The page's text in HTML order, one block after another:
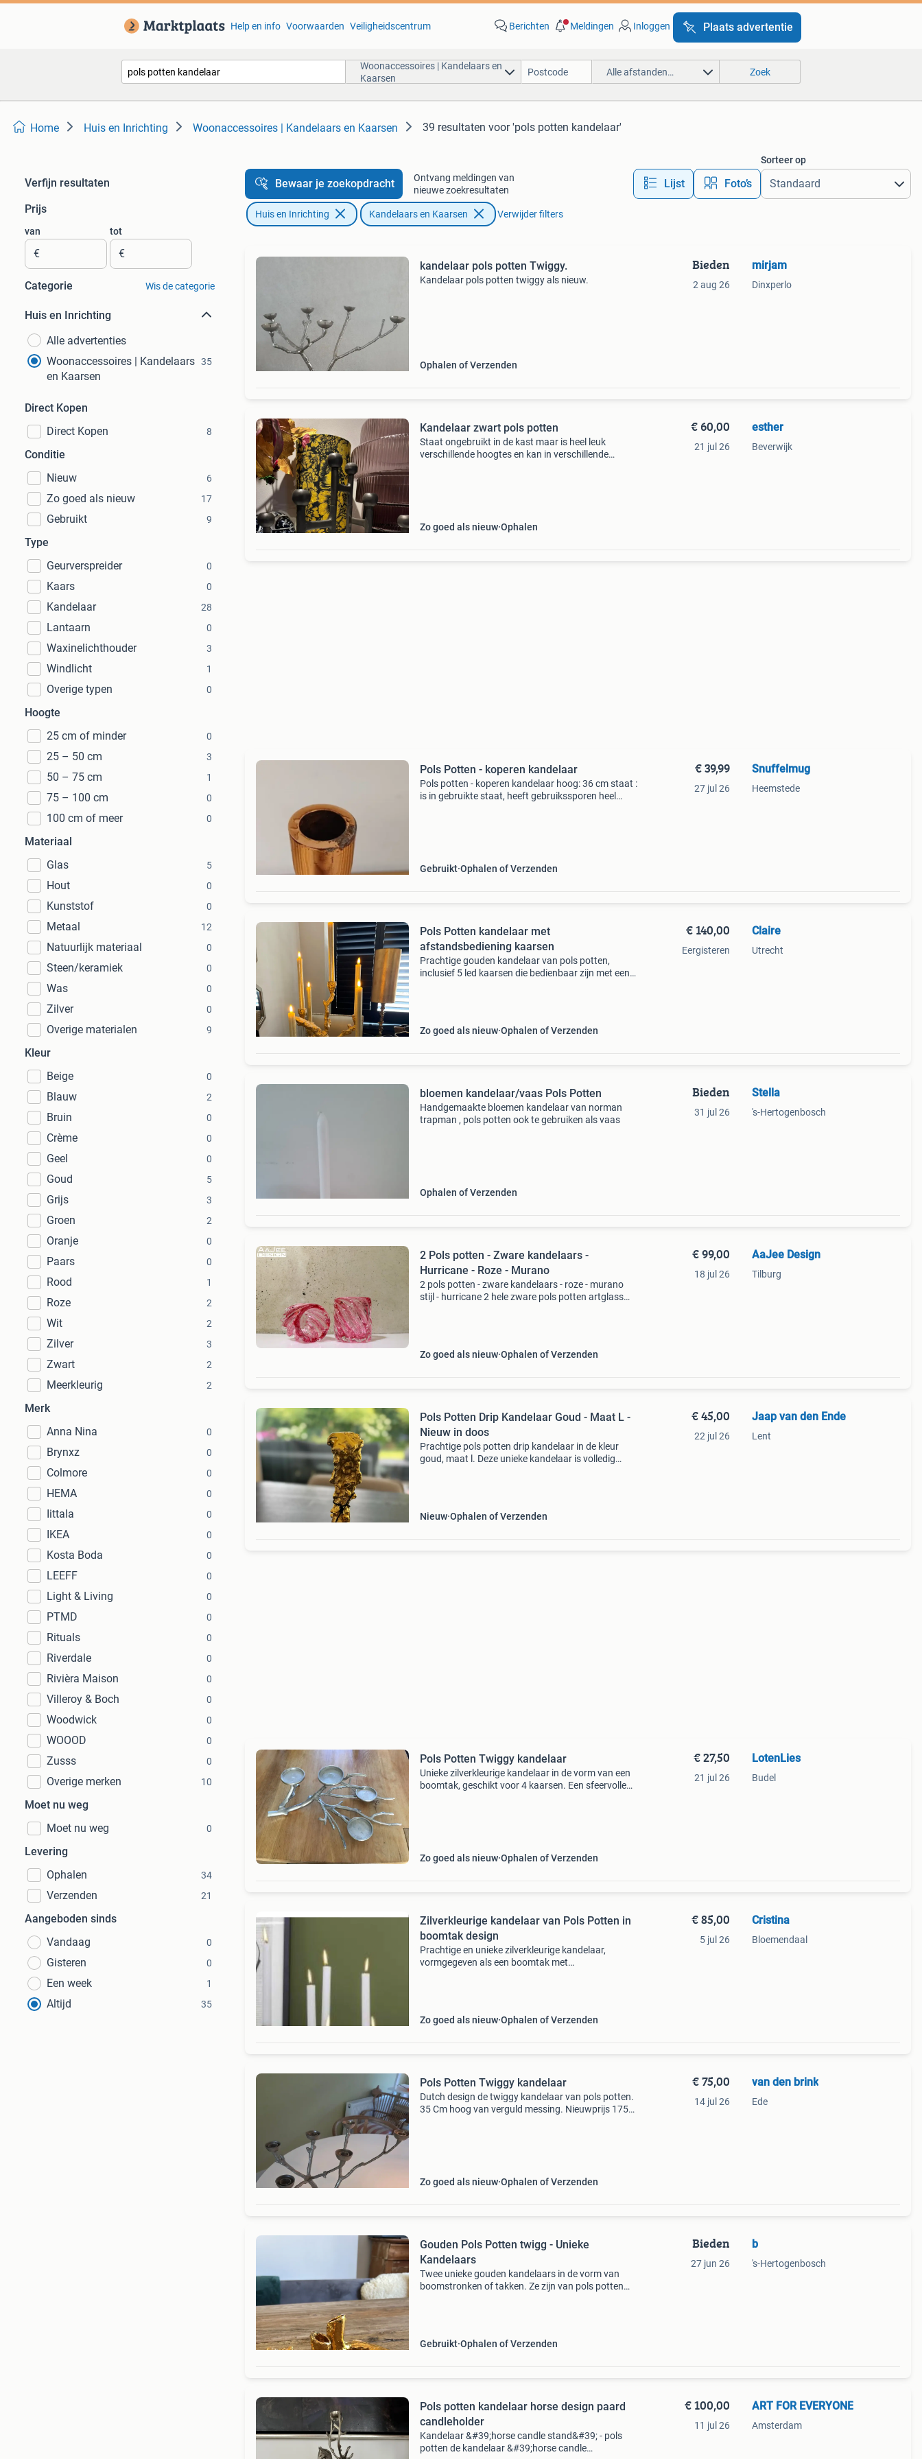
Help en info Voorwaarden Veiligheidscentrum Berichten Meldingen Inloggen Plaats advertentie
Woonaccessoires | Kandelaars en
Kaarsen
Alle afstanden… Zoek
Home Huis en Inrichting Woonaccessoires | Kandelaars en Kaarsen 39 resultaten voor 'pols potten kandelaar'
Verfijn resultaten
Prijs
van
€
tot
€
Categorie Wis de categorie
Huis en Inrichting
Alle advertenties
Woonaccessoires | Kandelaars
en Kaarsen
35
Direct Kopen
Direct Kopen
8
Conditie
Nieuw
6
Zo goed als nieuw 17
Gebruikt 9
Type
Geurverspreider
0
Kaars 0
Kandelaar 28
Lantaarn 0
Waxinelichthouder 3
Windlicht 1
Overige typen 0
Hoogte
25 cm of minder
0
25 – 50 cm 3
50 – 75 cm 1
75 – 100 cm 0
100 cm of meer 0
Materiaal
Glas
5
Hout 0
Kunststof 0
Metaal 12
Natuurlijk materiaal 0
Steen/keramiek 0
Was 0
Zilver 0
Overige materialen 9
Kleur
Beige
0
Blauw 2
Bruin 0
Crème 0
Geel 0
Goud 5
Grijs 3
Groen 2
Oranje 0
Paars 0
Rood 1
Roze 2
Wit 2
Zilver 3
Zwart 2
Meerkleurig 2
Merk
Anna Nina
0
Brynxz 0
Colmore 0
HEMA 0
Iittala 0
IKEA 0
Kosta Boda 0
LEEFF 0
Light & Living 0
PTMD 0
Rituals 0
Riverdale 0
Rivièra Maison 0
Villeroy & Boch 0
Woodwick 0
WOOOD 0
Zusss 0
Overige merken 10
Moet nu weg
Moet nu weg
0
Levering
Ophalen
34
Verzenden 21
Aangeboden sinds
Vandaag
0
Gisteren 0
Een week 1
Altijd 35
Bewaar je zoekopdracht
Ontvang meldingen van
nieuwe zoekresultaten
Lijst Foto’s
Sorteer op
Huis en Inrichting Kandelaars en Kaarsen Verwijder filters
kandelaar pols potten Twiggy.
Kandelaar pols potten twiggy als nieuw.
Ophalen of Verzenden
Bieden
2 aug 26
mirjam
Dinxperlo
Kandelaar zwart pols potten
Staat ongebruikt in de kast maar is heel leuk
verschillende hoogtes en kan in verschillende
Zo goed als nieuw Ophalen
€ 60,00
21 jul 26
esther
Beverwijk
Pols Potten - koperen kandelaar
Pols potten - koperen kandelaar hoog: 36 cm staat :
is in gebruikte staat, heeft gebruikssporen heel
Gebruikt Ophalen of Verzenden
€ 39,99
27 jul 26
Snuffelmug
Heemstede
Pols Potten kandelaar met
afstandsbediening kaarsen
Prachtige gouden kandelaar van pols potten,
inclusief 5 led kaarsen die bedienbaar zijn met een
Zo goed als nieuw Ophalen of Verzenden
€ 140,00
Eergisteren
Claire
Utrecht
bloemen kandelaar/vaas Pols Potten
Handgemaakte bloemen kandelaar van norman
trapman , pols potten ook te gebruiken als vaas
Ophalen of Verzenden
Bieden
31 jul 26
Stella
's-Hertogenbosch
2 Pols potten - Zware kandelaars -
Hurricane - Roze - Murano
2 pols potten - zware kandelaars - roze - murano
stijl - hurricane 2 hele zware pols potten artglass
Zo goed als nieuw Ophalen of Verzenden
€ 99,00
18 jul 26
AaJee Design
Tilburg
Pols Potten Drip Kandelaar Goud - Maat L -
Nieuw in doos
Prachtige pols potten drip kandelaar in de kleur
goud, maat l. Deze unieke kandelaar is volledig
Nieuw Ophalen of Verzenden
€ 45,00
22 jul 26
Jaap van den Ende
Lent
Pols Potten Twiggy kandelaar
Unieke zilverkleurige kandelaar in de vorm van een
boomtak, geschikt voor 4 kaarsen. Een sfeervolle
Zo goed als nieuw Ophalen of Verzenden
€ 27,50
21 jul 26
LotenLies
Budel
Zilverkleurige kandelaar van Pols Potten in
boomtak design
Prachtige en unieke zilverkleurige kandelaar,
vormgegeven als een boomtak met
Zo goed als nieuw Ophalen of Verzenden
€ 85,00
5 jul 26
Cristina
Bloemendaal
Pols Potten Twiggy kandelaar
Dutch design de twiggy kandelaar van pols potten.
35 Cm hoog van verguld messing. Nieuwprijs 175
Zo goed als nieuw Ophalen of Verzenden
€ 75,00
14 jul 26
van den brink
Ede
Gouden Pols Potten twigg - Unieke
Kandelaars
Twee unieke gouden kandelaars in de vorm van
boomstronken of takken. Ze zijn van pols potten
Gebruikt Ophalen of Verzenden
Bieden
27 jun 26
b
's-Hertogenbosch
Pols potten kandelaar horse design paard
candleholder
Kandelaar &#39;horse candle stand&#39; - pols
potten de kandelaar &#39;horse candle
€ 100,00
11 jul 26
ART FOR EVERYONE
Amsterdam